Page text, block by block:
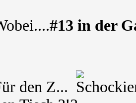
#13 in der
den Z...